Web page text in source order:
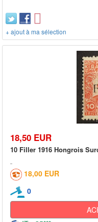
+ ajout à ma sélection
18,50 EUR
10 Filler 1916 Hongrois
18,00 EUR
0